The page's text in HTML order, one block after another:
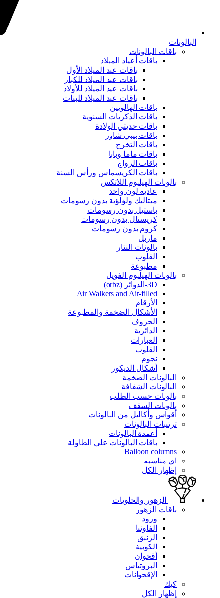
البالونات
باقات البالونات
باقات أعياد الميلاد
باقات عيد الميلاد الأول
باقات عيد الميلاد للكبار
باقات عيد الميلاد للأولاد
باقات عيد الميلاد للبنات
باقات الهالويين
باقات الذكريات السنوية
باقات حديثي الولادة
باقات بيبي شاور
باقات التخرج
باقات ماما وبابا
باقات الزواج
باقات الكريسماس ورأس السنة
بالونات الهيليوم اللاتكس
عادية لون واحد
ميتاليك ولؤلؤية بدون رسومات
باستيل بدون رسومات
كريستال بدون رسومات
كروم بدون رسومات
ماربل
بالونات النثار
القلوب
مطبوعة
بالونات الهيليوم الفويل
3D-الدوائر (orbz)
Air Walkers and Air-filled
الأرقام
الأشكال الضخمة والمطبوعة
الحروف
الدائرية
العبارات
القلوب
نجوم
أشكال الديكور
البالونات الضخمة
البالونات الشفافة
بالونات حسب الطلب
بالونات السقف
أقواس وأكاليل من البالونات
ترتيبات البالونات
أعمدة البالونات
باقات البالونات علي الطاولة
Balloon columns
اي مناسبه
إظهار الكل
الزهور والحلويات
باقات الزهور
ورود
الفاونيا
الزنبق
الكوبية
أقحوان
البروتياس
الإقحوانات
كيك
إظهار الكل